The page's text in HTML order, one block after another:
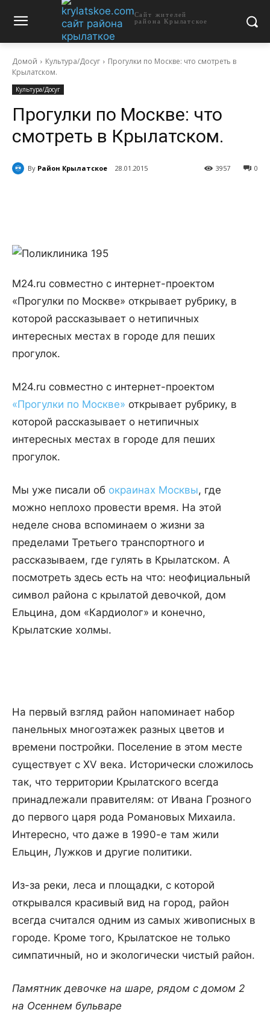
Сайт жителей
района Крылатское
Домой Культура/Досуг
Прогулки по Москве: что смотреть в
Крылатском.
Культура/Досуг
Прогулки по Москве: что
смотреть в Крылатском.
By Район Крылатское 28.01.2015 0
3957
M24.ru совместно с интернет-проектом
«Прогулки по Москве» открывает рубрику, в
которой рассказывает о нетипичных
интересных местах в городе для пеших
прогулок.
M24.ru совместно с интернет-проектом
«Прогулки по Москве» открывает рубрику, в
которой рассказывает о нетипичных
интересных местах в городе для пеших
прогулок.
Мы уже писали об окраинах Москвы, где
можно неплохо провести время. На этой
неделе снова вспоминаем о жизни за
пределами Третьего транспортного и
рассказываем, где гулять в Крылатском. А
посмотреть здесь есть на что: неофициальный
символ района с крылатой девочкой, дом
Ельцина, дом «Кардиолог» и конечно,
Крылатские холмы.
На первый взгляд район напоминает набор
панельных многоэтажек разных цветов и
времени постройки. Поселение в этом месте
существует с XV века. Исторически сложилось
так, что территории Крылатского всегда
принадлежали правителям: от Ивана Грозного
до первого царя рода Романовых Михаила.
Интересно, что даже в 1990-е там жили
Ельцин, Лужков и другие политики.
Из-за реки, леса и площадки, с которой
открывался красивый вид на город, район
всегда считался одним из самых живописных в
городе. Кроме того, Крылатское не только
симпатичный, но и экологически чистый район.
Памятник девочке на шаре, рядом с домом 2
на Осеннем бульваре